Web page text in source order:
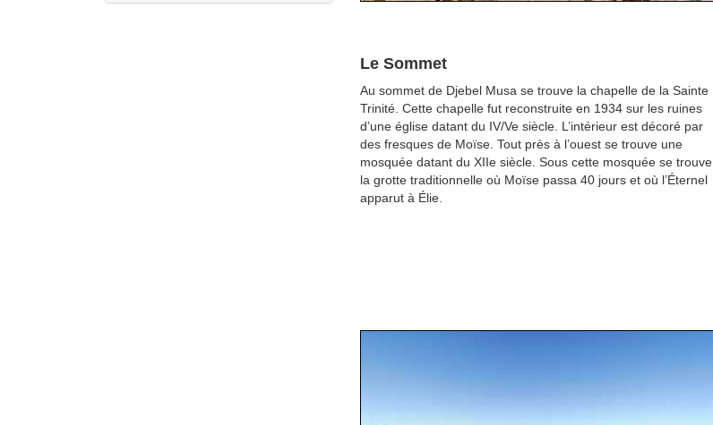
Le Sommet
Au sommet de Djebel Musa se trouve la chapelle de la Sainte
Trinité. Cette chapelle fut reconstruite en 1934 sur les ruines
d’une église datant du IV/Ve siècle. L’intérieur est décoré par
des fresques de Moïse. Tout près à l’ouest se trouve une
mosquée datant du XIIe siècle. Sous cette mosquée se trouve
la grotte traditionnelle où Moïse passa 40 jours et où l’Éternel
apparut à Élie.